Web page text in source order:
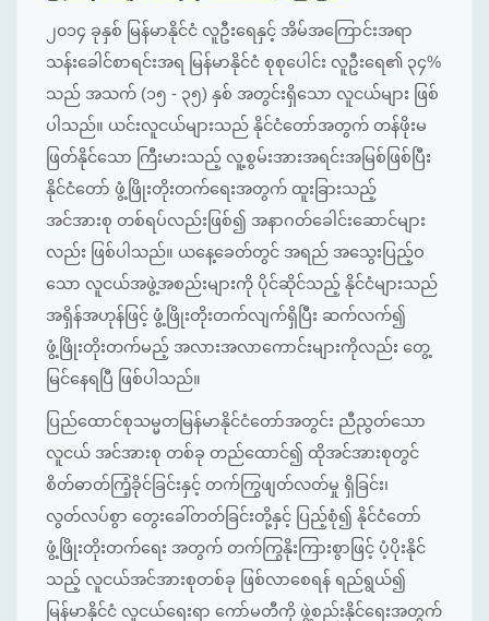
၂၀၁၄ ခုနှစ် မြန်မာနိုင်ငံ လူဦးရေနှင့် အိမ်အကြောင်းအရာ
သန်းခေါင်စာရင်းအရ မြန်မာနိုင်ငံ စုစုပေါင်း လူဦးရေ၏ ၃၄%
သည် အသက် (၁၅ - ၃၅) နှစ် အတွင်းရှိသော လူငယ်များ ဖြစ်
ပါသည်။ ယင်းလူငယ်များသည် နိုင်ငံတော်အတွက် တန်ဖိုးမ
ဖြတ်နိုင်သော ကြီးမားသည့် လူ့စွမ်းအားအရင်းအမြစ်ဖြစ်ပြီး
နိုင်ငံတော် ဖွံ့ဖြိုးတိုးတက်ရေးအတွက် ထူးခြားသည့်
အင်အားစု တစ်ရပ်လည်းဖြစ်၍ အနာဂတ်ခေါင်းဆောင်များ
လည်း ဖြစ်ပါသည်။ ယနေ့ခေတ်တွင် အရည် အသွေးပြည့်ဝ
သော လူငယ်အဖွဲ့အစည်းများကို ပိုင်ဆိုင်သည့် နိုင်ငံများသည်
အရှိန်အဟုန်ဖြင့် ဖွံ့ဖြိုးတိုးတက်လျက်ရှိပြီး ဆက်လက်၍
ဖွံ့ဖြိုးတိုးတက်မည့် အလားအလာကောင်းများကိုလည်း တွေ့
မြင်နေရပြီ ဖြစ်ပါသည်။
ပြည်ထောင်စုသမ္မတမြန်မာနိုင်ငံတော်အတွင်း ညီညွတ်သော
လူငယ် အင်အားစု တစ်ခု တည်ထောင်၍ ထိုအင်အားစုတွင်
စိတ်ဓာတ်ကြံ့ခိုင်ခြင်းနှင့် တက်ကြွဖျတ်လတ်မှု ရှိခြင်း၊
လွတ်လပ်စွာ တွေးခေါ်တတ်ခြင်းတို့နှင့် ပြည့်စုံ၍ နိုင်ငံတော်
ဖွံ့ဖြိုးတိုးတက်ရေး အတွက် တက်ကြွနိုးကြားစွာဖြင့် ပံ့ပိုးနိုင်
သည့် လူငယ်အင်အားစုတစ်ခု ဖြစ်လာစေရန် ရည်ရွယ်၍
မြန်မာနိုင်ငံ လူငယ်ရေးရာ ကော်မတီကို ဖွဲ့စည်းနိုင်ရေးအတွက်